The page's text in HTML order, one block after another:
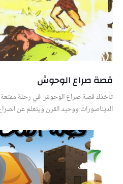
قصة صراع الوحوش
تأخذك قصة صراع الوحوش في رحلة
الديناصورات ووحيد القرن ويتعلم عن